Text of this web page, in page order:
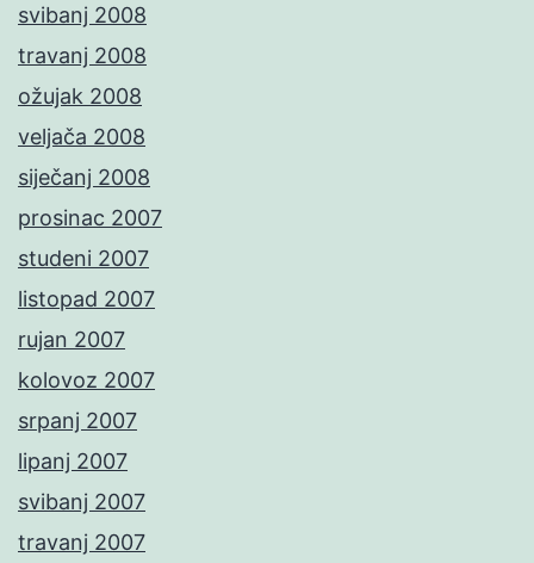
svibanj 2008
travanj 2008
ožujak 2008
veljača 2008
siječanj 2008
prosinac 2007
studeni 2007
listopad 2007
rujan 2007
kolovoz 2007
srpanj 2007
lipanj 2007
svibanj 2007
travanj 2007